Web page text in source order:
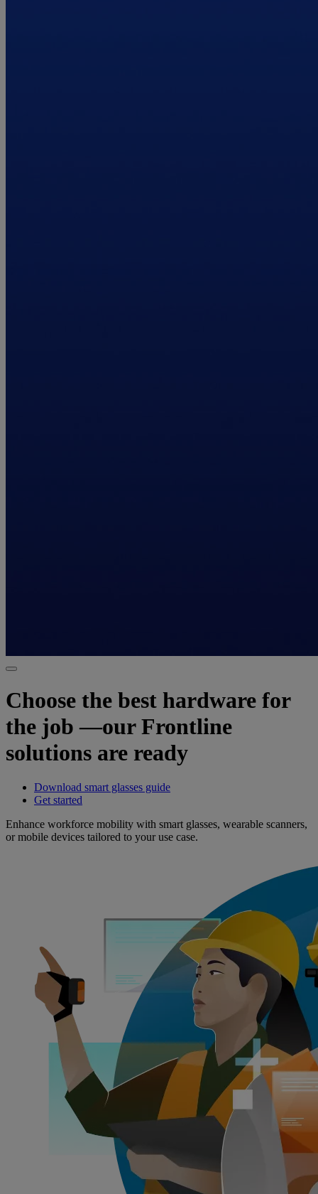
Choose the best hardware for
the job —our Frontline
solutions are ready
Download smart glasses guide
Get started
Enhance workforce mobility with smart glasses, wearable scanners,
or mobile devices tailored to your use case.